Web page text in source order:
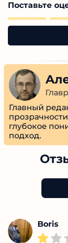
Поставьте
Главный
глубокое
подход.
Boris